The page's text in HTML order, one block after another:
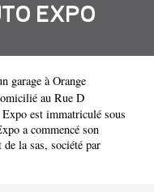
EXPO
garage à Orange
au Rue D
est immatriculé sous
a commencé son
la sas, société par